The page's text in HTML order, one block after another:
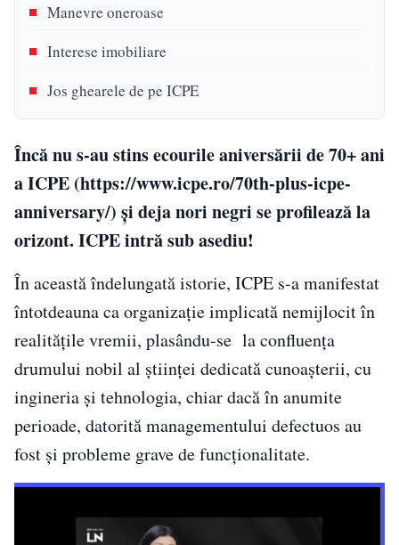
Manevre oneroase
Interese imobiliare
Jos ghearele de pe ICPE
Încă nu s-au stins ecourile aniversării de 70+ ani
a ICPE (https://www.icpe.ro/70th-plus-icpe-
anniversary/) și deja nori negri se profilează la
orizont. ICPE intră sub asediu!
În această îndelungată istorie, ICPE s-a manifestat
întotdeauna ca organizație implicată nemijlocit în
realitățile vremii, plasându-se la confluența
drumului nobil al științei dedicată cunoașterii, cu
ingineria şi tehnologia, chiar dacă în anumite
perioade, datorită managementului defectuos au
fost și probleme grave de funcționalitate.